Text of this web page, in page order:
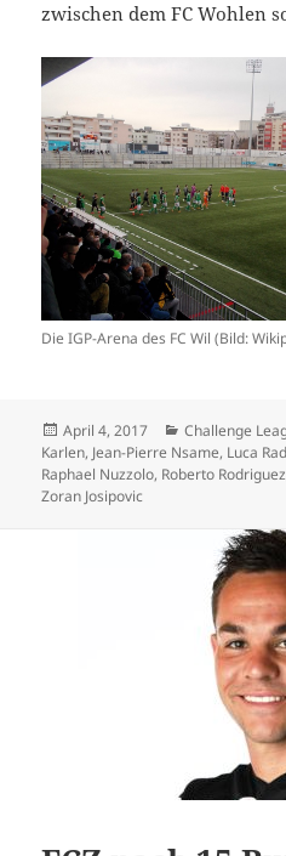
zwischen dem FC Wohlen
Die IGP-Arena des FC Wil (Bild:
Veröffentlicht
am
April 4, 2017 Kategorien
Challenge
Karlen, Jean-Pierre Nsame, Luca
Raphael Nuzzolo, Roberto Rodriguez
Zoran Josipovic